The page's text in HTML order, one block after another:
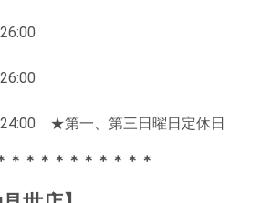
24:00 ★第一、第三日曜日定休日
＊＊＊＊＊＊＊＊＊＊